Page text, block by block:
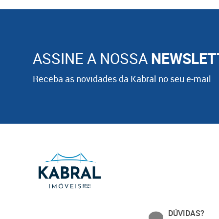
ASSINE A NOSSA
Receba as novidades da Kabral no seu e-mail
DÚVIDAS?